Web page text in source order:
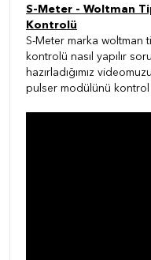
S-Meter - Woltman
Kontrolü
S-Meter marka woltman
kontrolü nasıl yapılır
hazırladığımız
pulser modülünü kontrol